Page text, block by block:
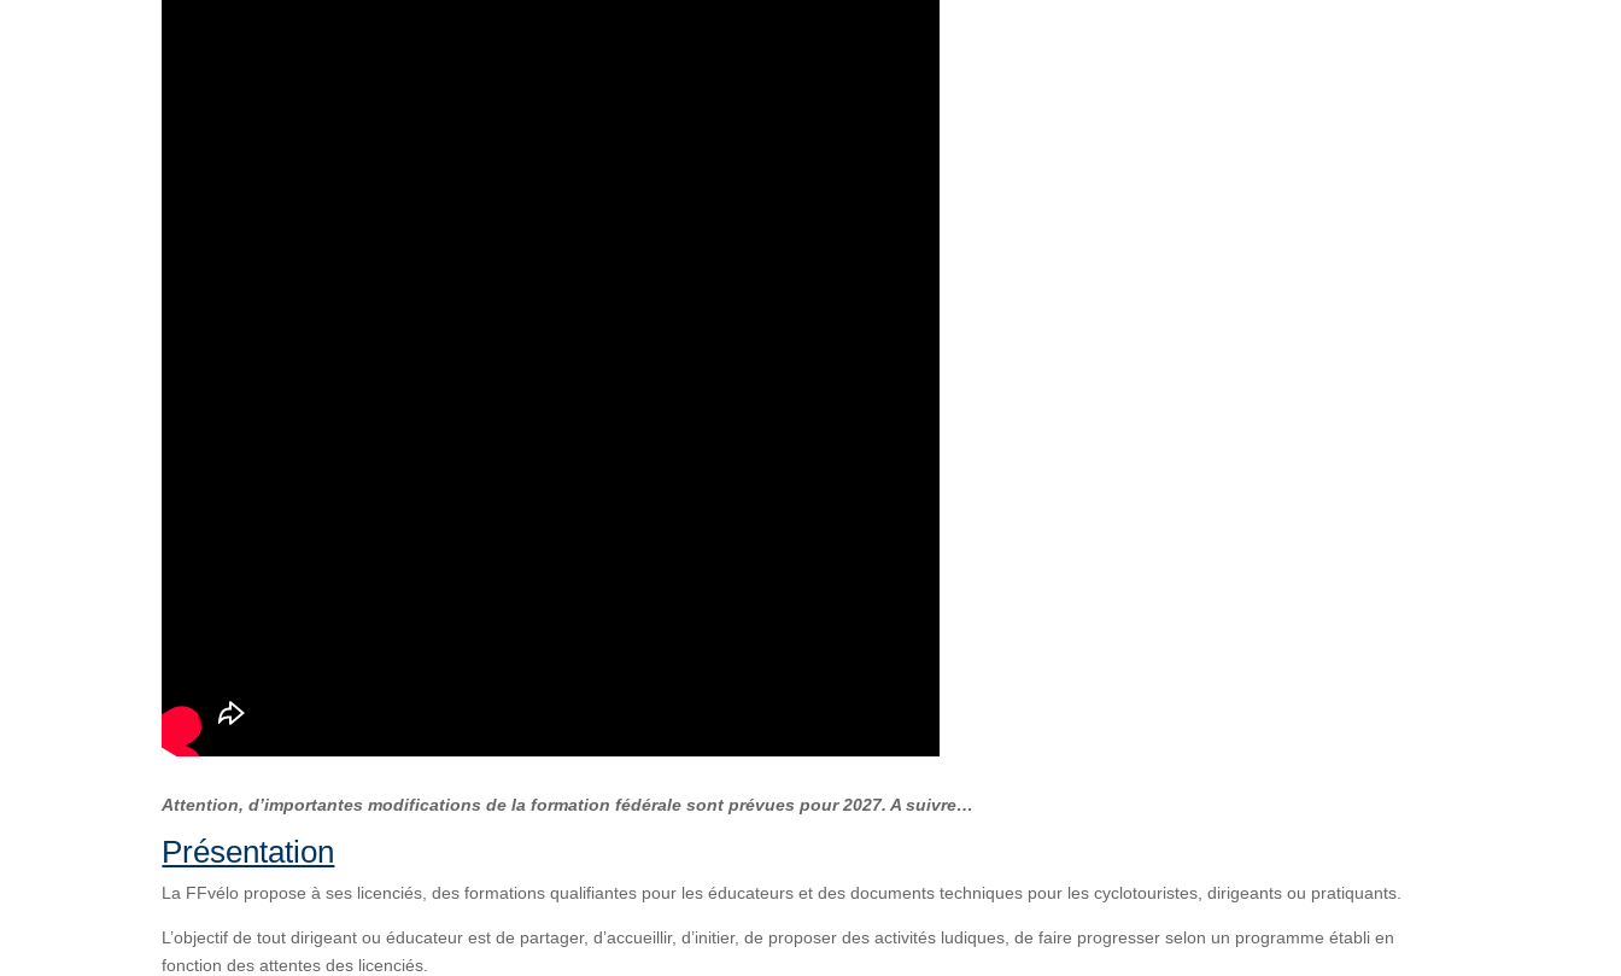
Attention, d’importantes modifications de la formation fédérale sont prévues pour 2027. A suivre…
Présentation
La FFvélo propose à ses licenciés, des formations qualifiantes pour les éducateurs et des documents techniques pour les cyclotouristes, dirigeants ou pratiquants.
L’objectif de tout dirigeant ou éducateur est de partager, d’accueillir, d’initier, de proposer des activités ludiques, de faire progresser selon un programme établi en
fonction des attentes des licenciés.